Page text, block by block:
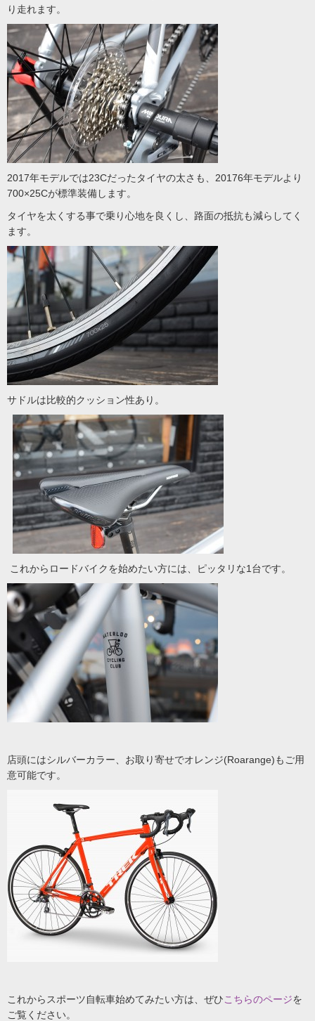
り走れます。
2017年モデルでは23Cだったタイヤの太さも、20176年モデルより
700×25Cが標準装備します。
タイヤを太くする事で乗り心地を良くし、路面の抵抗も減らしてく
ます。
サドルは比較的クッション性あり。
これからロードバイクを始めたい方には、ピッタリな1台です。
店頭にはシルバーカラー、お取り寄せでオレンジ(Roarange)もご用
意可能です。
これからスポーツ自転車始めてみたい方は、ぜひこちらのページを
ご覧ください。